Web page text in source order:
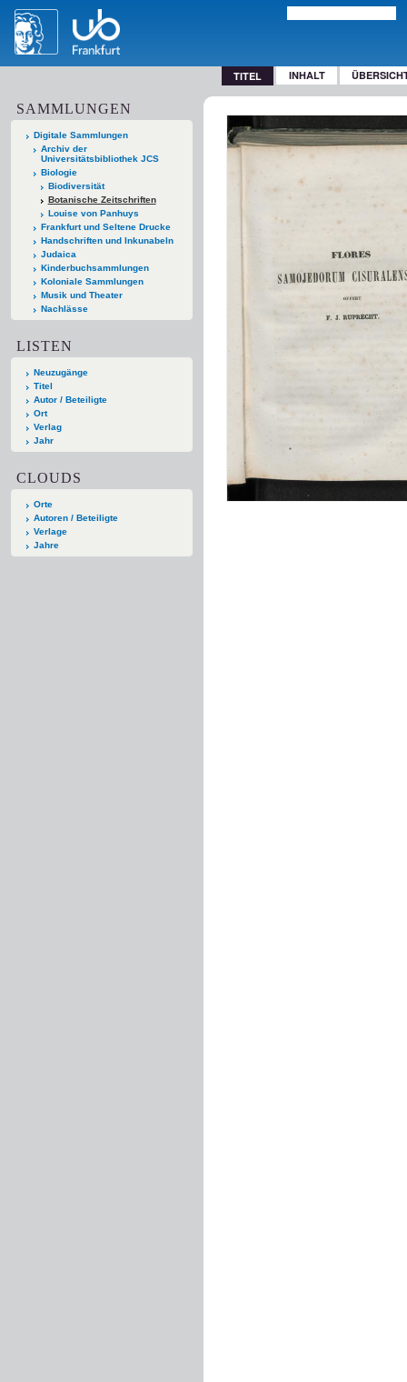
TITEL INHALT
SAMMLUNGEN
Digitale Sammlungen
Archiv der
Universitätsbibliothek JCS
Biologie
Biodiversität
Botanische Zeitschriften
Louise von Panhuys
Frankfurt und Seltene Drucke
Handschriften und Inkunabeln
Judaica
Kinderbuchsammlungen
Koloniale Sammlungen
Musik und Theater
Nachlässe
LISTEN
Neuzugänge
Titel
Autor / Beteiligte
Ort
Verlag
Jahr
CLOUDS
Orte
Autoren / Beteiligte
Verlage
Jahre